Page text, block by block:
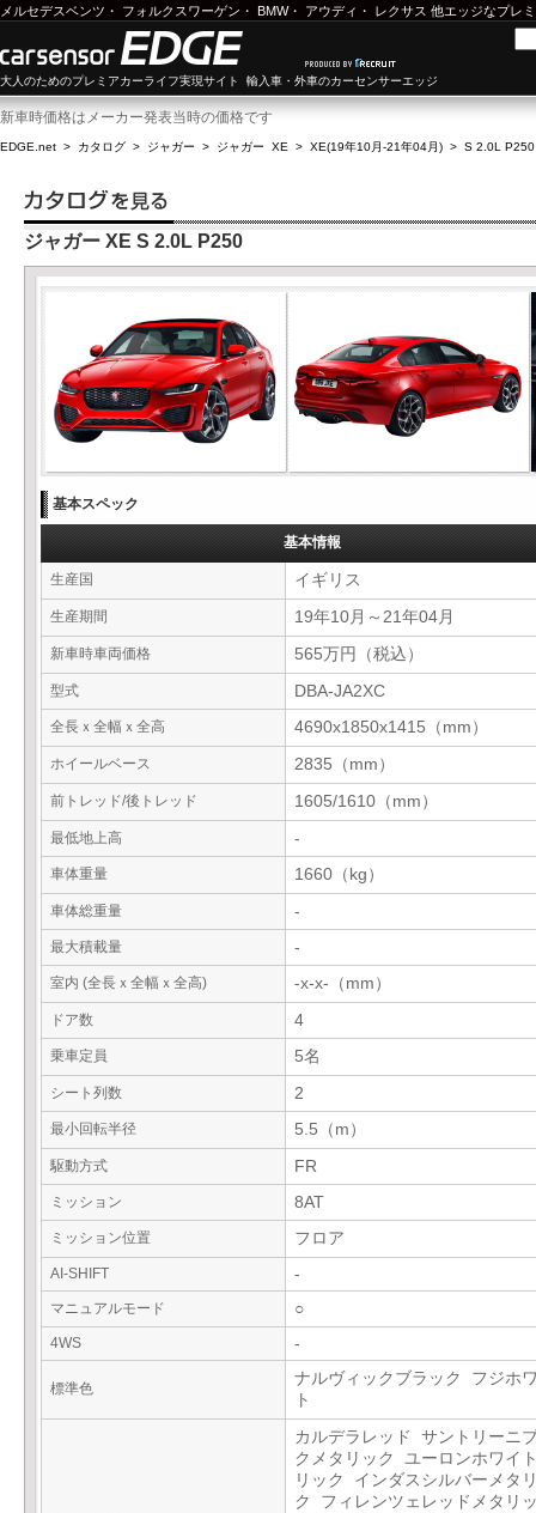
メルセデスベンツ ・ フォルクスワーゲン ・ BMW・ アウディ ・ レクサス 他エッジなプレ
大人のためのプレミアカーライフ実現サイト 輸入車・外車のカーセンサーエッジ
新車時価格はメーカー発表当時の価格です
EDGE.net > カタログ > ジャガー > ジャガー XE > XE(19年10月-21年04月) > S 2.0L P250
ジャガー XE S 2.0L P250
基本スペック
基本情報
生産国 イギリス
生産期間 19年10月～21年04月
新車時車両価格 565万円（税込）
型式 DBA-JA2XC
全長ｘ全幅ｘ全高 4690x1850x1415（mm）
ホイールベース 2835（mm）
前トレッド/後トレッド 1605/1610（mm）
最低地上高 -
車体重量 1660（kg）
車体総重量 -
最大積載量 -
室内 (全長ｘ全幅ｘ全高) -x-x-（mm）
ドア数 4
乗車定員 5名
シート列数 2
最小回転半径 5.5（m）
駆動方式 FR
ミッション 8AT
ミッション位置 フロア
AI-SHIFT -
マニュアルモード ○
4WS -
標準色
ナルヴィックブラック フジホ
ト
カルデラレッド サントリーニ
クメタリック ユーロンホワイ
リック インダスシルバーメタ
ク フィレンツェレッドメタリ